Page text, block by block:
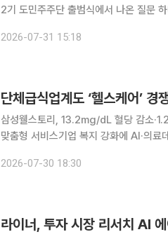
2기 도민주주단 출범식에서 나온 질문
본사 2층 대강당에서 열린 '제2기 도민주
2026-07-31 15:18
단체급식업계도 ‘헬스케어’ 경
삼성웰스토리, 13.2mg/dL 혈당 감소
맞춤형 서비스기업 복지 강화에 AI·의료데이터 활용
동 데이터를 AI로 분석해 맞춤형 식단과
2026-07-30 18:30
라이너, 투자 시장 리서치 AI 에